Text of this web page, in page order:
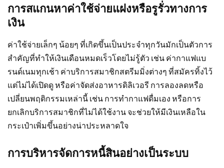
การสแกนหาค่าใช้จ่ายแฝงหรือรูรั่วทางการ
เงิน
ค่าใช้จ่ายเล็กๆ น้อยๆ ที่เกิดขึ้นเป็นประจำทุกวันมักเป็นตัวการ
สำคัญที่ทำให้เงินเดือนหมดเร็วโดยไม่รู้ตัว เช่น ค่ากาแฟแบ
รนด์เนมทุกเช้า ค่าบริการสมาชิกสตรีมมิ่งต่างๆ ที่สมัครทิ้งไว้
แต่ไม่ได้เปิดดู หรือค่าจัดส่งอาหารดิลิเวอรี การลองลดหรือ
เปลี่ยนพฤติกรรมเหล่านี้ เช่น การทำกาแฟดื่มเอง หรือการ
ยกเลิกบริการสมาชิกที่ไม่ได้ใช้งาน จะช่วยให้มีเงินเหลือใน
กระเป๋าเพิ่มขึ้นอย่างน่าประหลาดใจ
การบริหารจัดการหนี้สินอย่างเป็นระบบ